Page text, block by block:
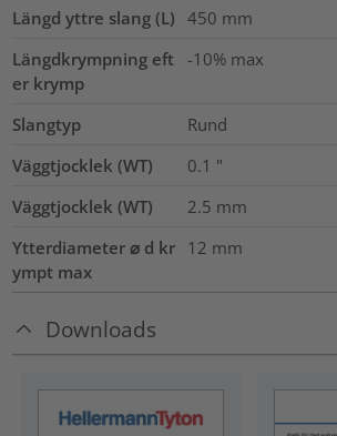
Längd yttre slang (L) 450 mm
Längdkrympning eft
er krymp
-10% max
Slangtyp
Rund
Väggtjocklek (WT)
0.1 "
Väggtjocklek (WT)
2.5 mm
Ytterdiameter ⌀ d kr
ympt max
12 mm
Downloads